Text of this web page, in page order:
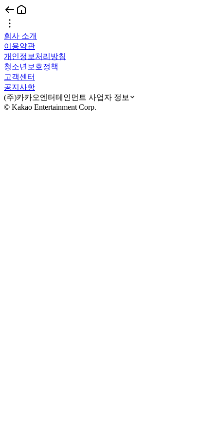
회사 소개
이용약관
개인정보처리방침
청소년보호정책
고객센터
공지사항
(주)카카오엔터테인먼트 사업자 정보
© Kakao Entertainment Corp.